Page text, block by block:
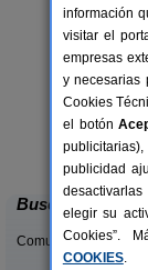
El
Buscar
Comunidades:
información
visitar el
empresas
y necesarias
Cookies
el botón
publicidad
elegir su
Cookies”.
COOKIES.